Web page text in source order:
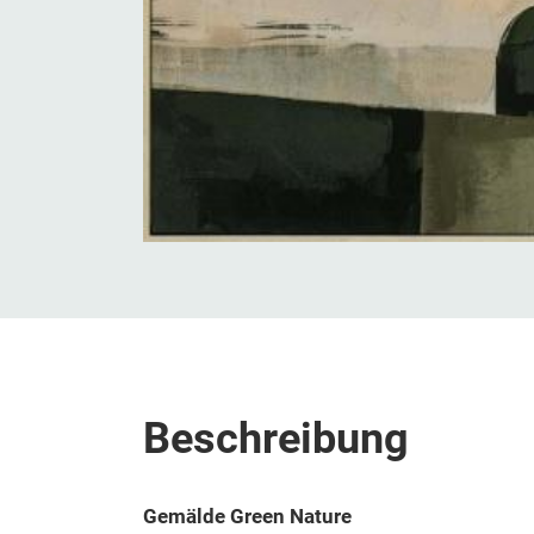
Beschreibung
Gemälde Green Nature